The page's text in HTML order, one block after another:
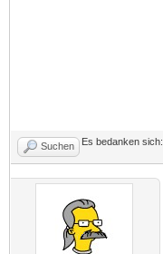
Suchen Es bedanken sich: